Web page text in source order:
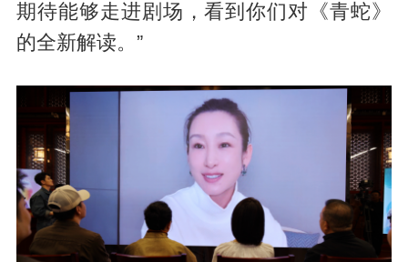
期待能够走进剧场，看到你们对《青蛇》
的全新解读。”